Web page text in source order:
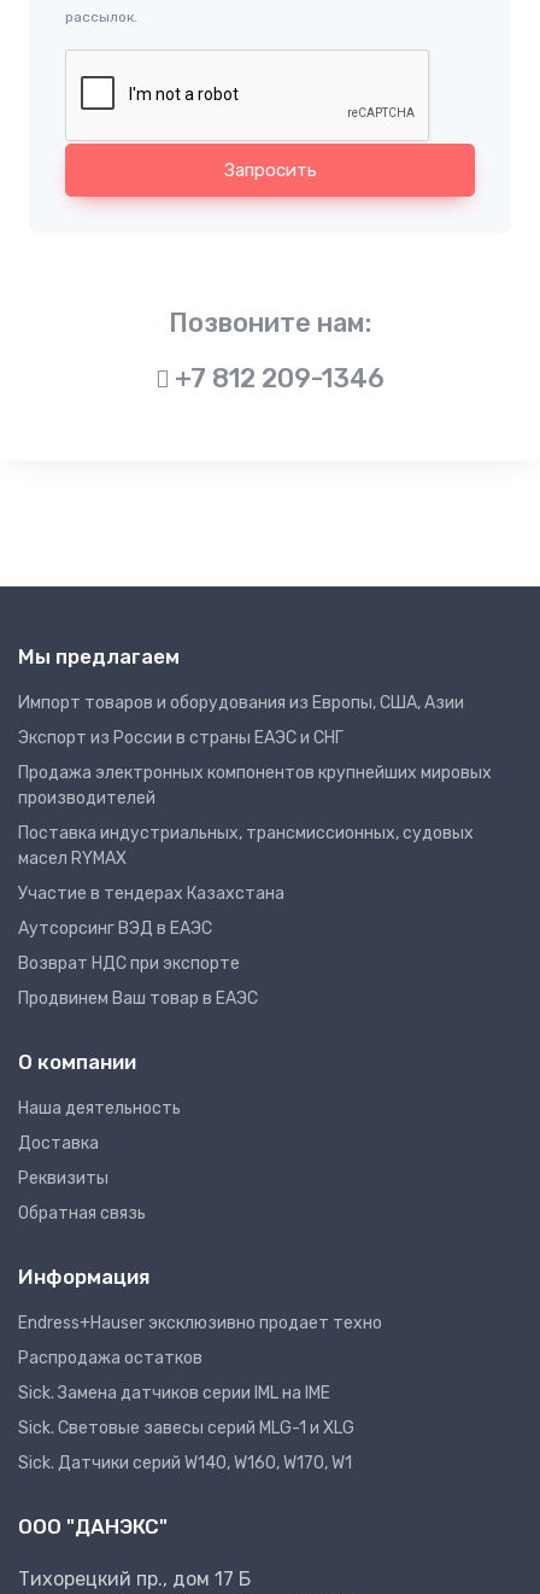
рассылок.
Запросить
Позвоните нам:
+7 812 209-1346
Мы предлагаем
Импорт товаров и оборудования из Европы, США, Азии
Экспорт из России в страны ЕАЭС и СНГ
Продажа электронных компонентов крупнейших мировых
производителей
Поставка индустриальных, трансмиссионных, судовых
масел RYMAX
Участие в тендерах Казахстана
Аутсорсинг ВЭД в ЕАЭС
Возврат НДС при экспорте
Продвинем Ваш товар в ЕАЭС
О компании
Наша деятельность
Доставка
Реквизиты
Обратная связь
Информация
Endress+Hauser эксклюзивно продает техно
Распродажа остатков
Sick. Замена датчиков серии IML на IME
Sick. Световые завесы серий MLG-1 и XLG
Sick. Датчики серий W140, W160, W170, W1
ООО "ДАНЭКС"
Тихорецкий пр., дом 17 Б